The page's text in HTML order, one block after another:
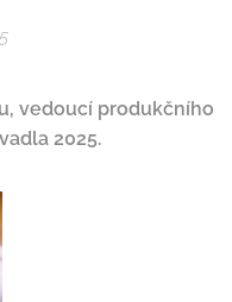
vedoucí produkčního
2025.